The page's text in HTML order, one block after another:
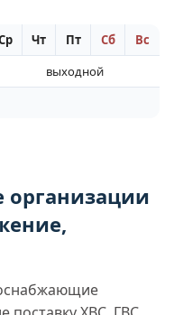
Чт Пт Сб
Вс
выходной
организации